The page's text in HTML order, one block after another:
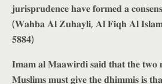
𝐣𝐮𝐫𝐢𝐬𝐩𝐫𝐮𝐝𝐞𝐧𝐜𝐞 𝐡𝐚𝐯𝐞 𝐟𝐨𝐫𝐦𝐞𝐝 𝐚
(𝐖𝐚𝐡𝐛𝐚 𝐀𝐥 𝐙𝐮𝐡𝐚𝐲𝐥𝐢, 𝐀𝐥 𝐅𝐢𝐪𝐡 𝐀𝐥
𝟓𝟖𝟖𝟒)
𝐈𝐦𝐚𝐦 𝐚𝐥 𝐌𝐚𝐚𝐰𝐢𝐫𝐝𝐢 𝐬𝐚𝐢𝐝 𝐭𝐡𝐚𝐭 𝐭𝐡𝐞 𝐭𝐰𝐨
𝐌𝐮𝐬𝐥𝐢𝐦𝐬 𝐦𝐮𝐬𝐭 𝐠𝐢𝐯𝐞 𝐭𝐡𝐞 𝐝𝐡𝐢𝐦𝐦𝐢𝐬 𝐢𝐬